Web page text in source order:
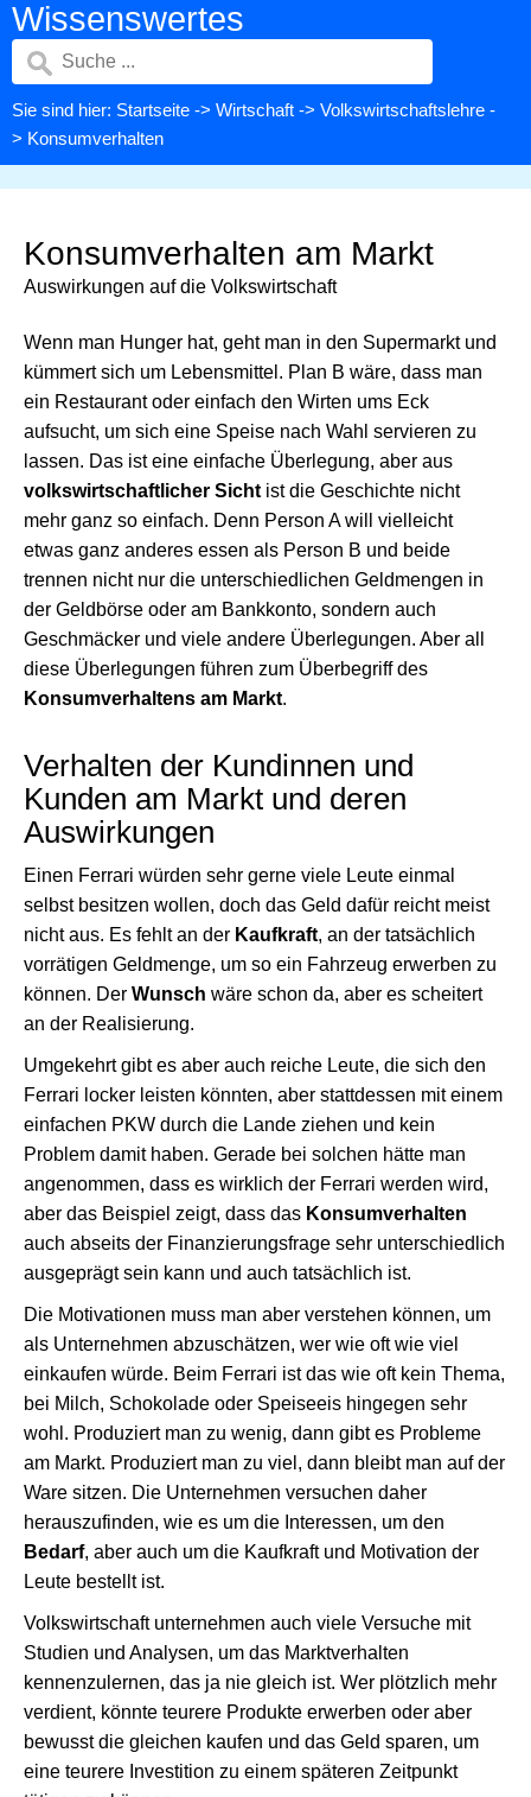
Wissenswertes
Sie sind hier: Startseite -> Wirtschaft -> Volkswirtschaftslehre -
> Konsumverhalten
Konsumverhalten am Markt
Auswirkungen auf die Volkswirtschaft
Wenn man Hunger hat, geht man in den Supermarkt und
kümmert sich um Lebensmittel. Plan B wäre, dass man
ein Restaurant oder einfach den Wirten ums Eck
aufsucht, um sich eine Speise nach Wahl servieren zu
lassen. Das ist eine einfache Überlegung, aber aus
volkswirtschaftlicher Sicht ist die Geschichte nicht
mehr ganz so einfach. Denn Person A will vielleicht
etwas ganz anderes essen als Person B und beide
trennen nicht nur die unterschiedlichen Geldmengen in
der Geldbörse oder am Bankkonto, sondern auch
Geschmäcker und viele andere Überlegungen. Aber all
diese Überlegungen führen zum Überbegriff des
Konsumverhaltens am Markt.
Verhalten der Kundinnen und
Kunden am Markt und deren
Auswirkungen
Einen Ferrari würden sehr gerne viele Leute einmal
selbst besitzen wollen, doch das Geld dafür reicht meist
nicht aus. Es fehlt an der Kaufkraft, an der tatsächlich
vorrätigen Geldmenge, um so ein Fahrzeug erwerben zu
können. Der Wunsch wäre schon da, aber es scheitert
an der Realisierung.
Umgekehrt gibt es aber auch reiche Leute, die sich den
Ferrari locker leisten könnten, aber stattdessen mit einem
einfachen PKW durch die Lande ziehen und kein
Problem damit haben. Gerade bei solchen hätte man
angenommen, dass es wirklich der Ferrari werden wird,
aber das Beispiel zeigt, dass das Konsumverhalten
auch abseits der Finanzierungsfrage sehr unterschiedlich
ausgeprägt sein kann und auch tatsächlich ist.
Die Motivationen muss man aber verstehen können, um
als Unternehmen abzuschätzen, wer wie oft wie viel
einkaufen würde. Beim Ferrari ist das wie oft kein Thema,
bei Milch, Schokolade oder Speiseeis hingegen sehr
wohl. Produziert man zu wenig, dann gibt es Probleme
am Markt. Produziert man zu viel, dann bleibt man auf der
Ware sitzen. Die Unternehmen versuchen daher
herauszufinden, wie es um die Interessen, um den
Bedarf, aber auch um die Kaufkraft und Motivation der
Leute bestellt ist.
Volkswirtschaft unternehmen auch viele Versuche mit
Studien und Analysen, um das Marktverhalten
kennenzulernen, das ja nie gleich ist. Wer plötzlich mehr
verdient, könnte teurere Produkte erwerben oder aber
bewusst die gleichen kaufen und das Geld sparen, um
eine teurere Investition zu einem späteren Zeitpunkt